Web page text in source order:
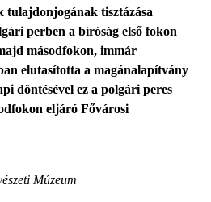
tisztázása
perben a bíróság első fokon
másodfokon, immár
elutasította a magánalapítvány
döntésével ez a polgári peres
eljáró Fővárosi
Múzeum